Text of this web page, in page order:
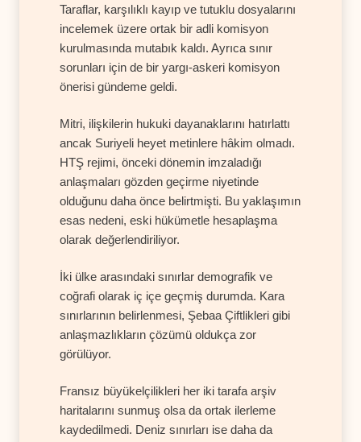
Taraflar, karşılıklı kayıp ve tutuklu dosyalarını
incelemek üzere ortak bir adli komisyon
kurulmasında mutabık kaldı. Ayrıca sınır
sorunları için de bir yargı-askeri komisyon
önerisi gündeme geldi.
Mitri, ilişkilerin hukuki dayanaklarını hatırlattı
ancak Suriyeli heyet metinlere hâkim olmadı.
HTŞ rejimi, önceki dönemin imzaladığı
anlaşmaları gözden geçirme niyetinde
olduğunu daha önce belirtmişti. Bu yaklaşımın
esas nedeni, eski hükümetle hesaplaşma
olarak değerlendiriliyor.
İki ülke arasındaki sınırlar demografik ve
coğrafi olarak iç içe geçmiş durumda. Kara
sınırlarının belirlenmesi, Şebaa Çiftlikleri gibi
anlaşmazlıkların çözümü oldukça zor
görülüyor.
Fransız büyükelçilikleri her iki tarafa arşiv
haritalarını sunmuş olsa da ortak ilerleme
kaydedilmedi. Deniz sınırları ise daha da